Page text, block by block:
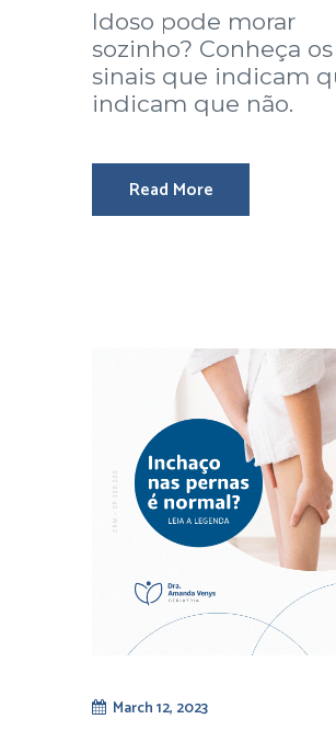
Idoso pode morar
sozinho? Conheça os
sinais que indicam
indicam que não.
Read More
March 12, 2023